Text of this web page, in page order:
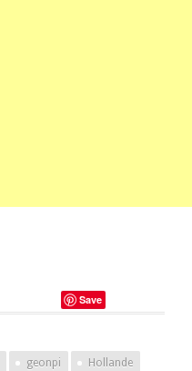
Save
geonpi Hollande